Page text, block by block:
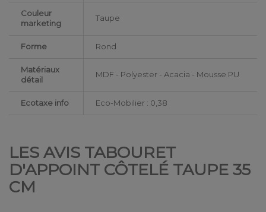
Couleur
marketing
Taupe
Forme Rond
Matériaux
détail
MDF - Polyester - Acacia - Mousse PU
Ecotaxe info Eco-Mobilier : 0,38
LES AVIS TABOURET
D'APPOINT CÔTELÉ TAUPE 35
CM